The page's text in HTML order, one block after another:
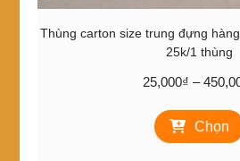
Thùng carton size trung đựng
25k/1 thùng
25,000₫ –
Chọn